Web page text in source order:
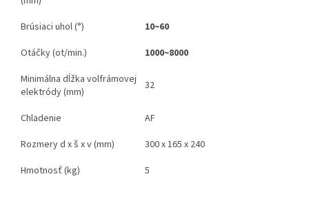
Brúsiaci uhol (°) 10~60
Otáčky (ot/min.)
1000~8000
Minimálna dĺžka volfrámovej
elektródy (mm)
32
Chladenie
AF
Rozmery d x š x v (mm)
300 x 165 x 240
Hmotnosť (kg)
5